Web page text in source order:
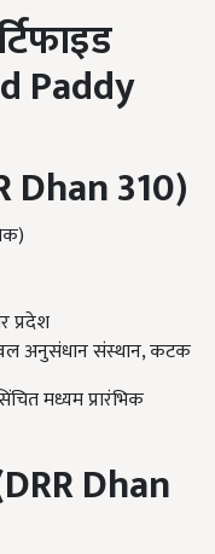
Paddy
Dhan 310)
प्रदेश
अनुसंधान संस्थान, कटक
मध्यम प्रारंभिक
Dhan